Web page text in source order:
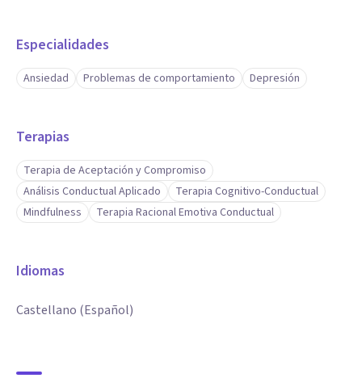
Especialidades
Ansiedad Problemas de comportamiento Depresión
Terapias
Terapia de Aceptación y Compromiso
Análisis Conductual Aplicado
Terapia Cognitivo-Conductual
Mindfulness
Terapia Racional Emotiva Conductual
Idiomas
Castellano (Español)